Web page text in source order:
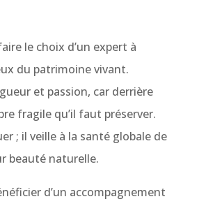
le choix d’un expert à
du patrimoine vivant.
et passion, car derrière
fragile qu’il faut préserver.
; il veille à la santé globale de
beauté naturelle.
d’un accompagnement